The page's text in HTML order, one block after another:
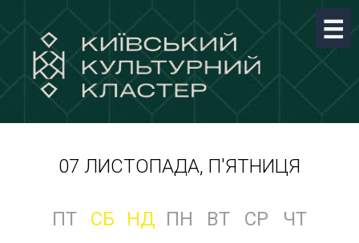
07 ЛИСТОПАДА, П'ЯТНИЦЯ
ПТ СБ НД ПН ВТ СР
ЧТ